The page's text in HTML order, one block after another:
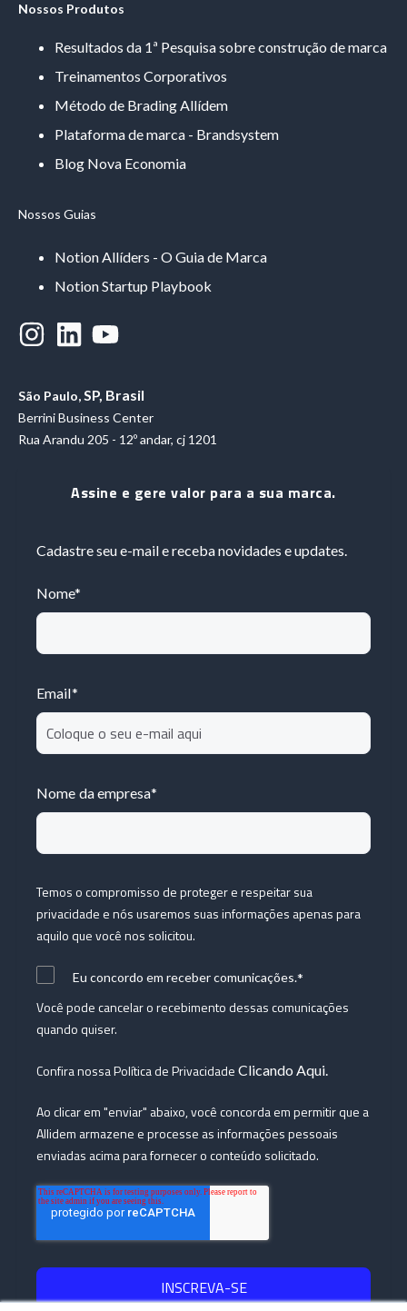
Nossos Produtos
Resultados da 1ª Pesquisa sobre construção de marca
Treinamentos Corporativos
Método de Brading Allídem
Plataforma de marca - Brandsystem
Blog Nova Economia
Nossos Guias
Notion Allíders - O Guia de Marca
Notion Startup Playbook
São Paulo,SP, Brasil
Berrini Business Center
Rua Arandu 205 - 12º andar, cj 1201
Assine e gere valor para a sua marca.
Cadastre seu e-mail e receba novidades e updates.
Nome*
Email*
Nome da empresa*
Temos o compromisso de proteger e respeitar sua
privacidade e nós usaremos suas informações apenas para
aquilo que você nos solicitou.
Eu concordo em receber comunicações.*
Você pode cancelar o recebimento dessas comunicações
quando quiser.
Confira nossa Política de Privacidade Clicando Aqui.
Ao clicar em "enviar" abaixo, você concorda em permitir que a
Allidem armazene e processe as informações pessoais
enviadas acima para fornecer o conteúdo solicitado.